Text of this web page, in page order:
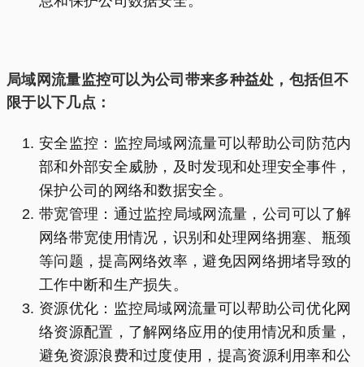
局域网流量监控可以为公司带来多种益处，包括但不
限于以下几点：
安全监控：监控局域网流量可以帮助公司防范内
部和外部安全威胁，及时发现和处理安全事件，
保护公司的网络和数据安全。
带宽管理：通过监控局域网流量，公司可以了解
网络带宽使用情况，识别和处理网络拥塞、瓶颈
等问题，提高网络效率，避免因网络拥堵导致的
工作中断和生产损失。
资源优化：监控局域网流量可以帮助公司优化网
络资源配置，了解网络应用的使用情况和质量，
避免资源浪费和过度使用，提高资源利用率和公